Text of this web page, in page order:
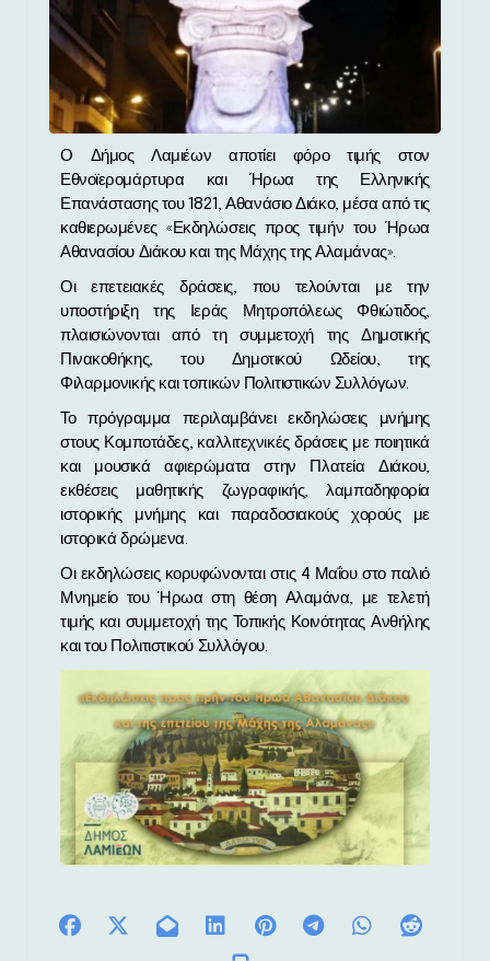
Ο Δήμος Λαμιέων αποτίει φόρο τιμής στον
Εθνοϊερομάρτυρα και Ήρωα της Ελληνικής
Επανάστασης του 1821, Αθανάσιο Διάκο, μέσα από τις
καθιερωμένες «Εκδηλώσεις προς τιμήν του Ήρωα
Αθανασίου Διάκου και της Μάχης της Αλαμάνας».
Οι επετειακές δράσεις, που τελούνται με την
υποστήριξη της Ιεράς Μητροπόλεως Φθιώτιδος,
πλαισιώνονται από τη συμμετοχή της Δημοτικής
Πινακοθήκης, του Δημοτικού Ωδείου, της
Φιλαρμονικής και τοπικών Πολιτιστικών Συλλόγων.
Το πρόγραμμα περιλαμβάνει εκδηλώσεις μνήμης
στους Κομποτάδες, καλλιτεχνικές δράσεις με ποιητικά
και μουσικά αφιερώματα στην Πλατεία Διάκου,
εκθέσεις μαθητικής ζωγραφικής, λαμπαδηφορία
ιστορικής μνήμης και παραδοσιακούς χορούς με
ιστορικά δρώμενα.
Οι εκδηλώσεις κορυφώνονται στις 4 Μαΐου στο παλιό
Μνημείο του Ήρωα στη θέση Αλαμάνα, με τελετή
τιμής και συμμετοχή της Τοπικής Κοινότητας Ανθήλης
και του Πολιτιστικού Συλλόγου.